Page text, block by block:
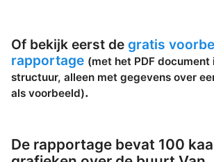
Of bekijk eerst de gratis
rapportage (met het PDF
structuur, alleen met gegevens over
als voorbeeld).
De rapportage bevat 100